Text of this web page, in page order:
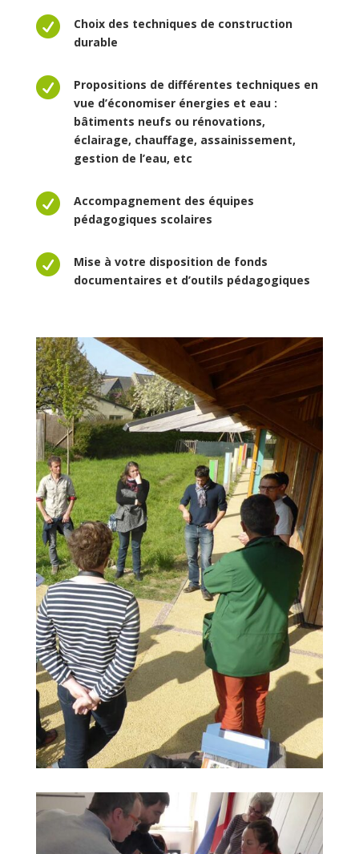

Choix des techniques de construction
durable

Propositions de différentes techniques en
vue d’économiser énergies et eau :
bâtiments neufs ou rénovations,
éclairage, chauffage, assainissement,
gestion de l’eau, etc

Accompagnement des équipes
pédagogiques scolaires

Mise à votre disposition de fonds
documentaires et d’outils pédagogiques